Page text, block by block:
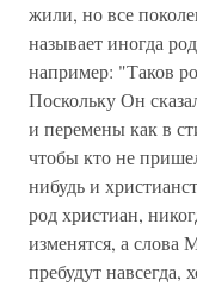
жили, но все
называет иногда
например: "Таков
Поскольку Он
и перемены как в
чтобы кто не
нибудь и
род христиан,
изменятся, а слова
пребудут навсегда,